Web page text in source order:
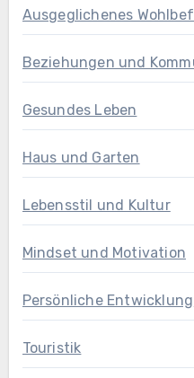
Ausgeglichenes
Beziehungen und
Gesundes Leben
Haus und Garten
Lebensstil und Kultur
Mindset und Motivation
Persönliche Entwicklung
Touristik